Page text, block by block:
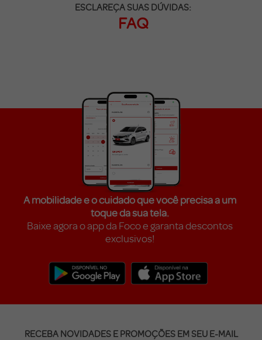
ESCLAREÇA SUAS DÚVIDAS:
FAQ
A mobilidade e o cuidado que você precisa a um
toque da sua tela.
Baixe agora o app da Foco e garanta descontos
exclusivos!
RECEBA NOVIDADES E PROMOÇÕES EM SEU E-MAIL